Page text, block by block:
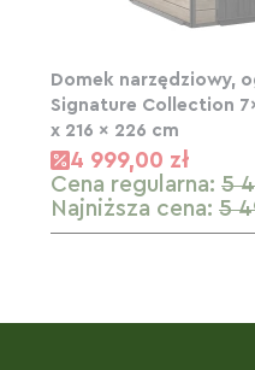
Domek narzędziowy,
Signature Collection
x 216 x 226 cm
4 999,00 zł
Cena regularna: 5
Najniższa cena: 5